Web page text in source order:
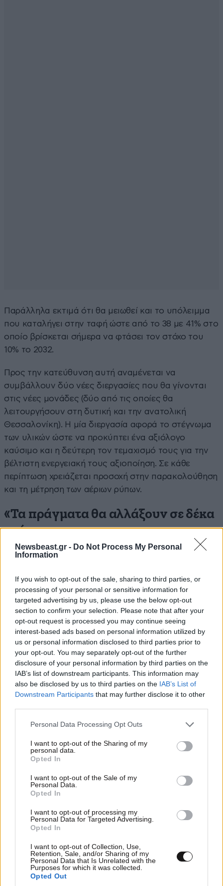
Newsbeast.gr - Do Not Process My Personal
Information
If you wish to opt-out of the sale, sharing to third parties, or
processing of your personal or sensitive information for
targeted advertising by us, please use the below opt-out
section to confirm your selection. Please note that after your
opt-out request is processed you may continue seeing
interest-based ads based on personal information utilized by
us or personal information disclosed to third parties prior to
your opt-out. You may separately opt-out of the further
disclosure of your personal information by third parties on the
IAB’s list of downstream participants. This information may
also be disclosed by us to third parties on the IAB’s List of
Downstream Participants that may further disclose it to other
Please note that this website/app uses one or more Google
not limited to your visit or usage behaviour. You may click to
grant or deny consent to Google and its third-party tags to
use your data for below specified purposes in below Google
consent section.
Personal Data Processing Opt Outs
I want to opt-out of the Sharing of my
personal data.
Opted In
I want to opt-out of the Sale of my
Personal Data.
Opted In
I want to opt-out of processing my
Personal Data for Targeted Advertising.
Opted In
I want to opt-out of Collection, Use,
Retention, Sale, and/or Sharing of my
Personal Data that Is Unrelated with the
Purposes for which it was collected.
Opted Out
Παράλληλα εκτιμά ότι θα μειωθεί και το υπόλειμμα
που καταλήγει στην ταφή ώστε από το 38 με 41% στο
οποίο βρίσκεται σήμερα να φτάσει τον στόχο του
10% το 2032.
Προς την κατεύθυνση αυτή αναμένεται να
συμβάλλουν δύο νέες διεργασίες που θα γίνονται
στις νέες μονάδες (δύο από τις οποίες θα
λειτουργήσουν στη δυτική και την ανατολική
Θεσσαλονίκη). Η μία διεργασία αφορά το στέγνωμα
των υλικών ώστε να προκύπτει ένα αξιόλογο
καύσιμο και η δεύτερη τον τεμαχισμό τους για την
βέλτιστη ενεργειακή τους αξιοποίηση. Σε κάθε
περίπτωση χρειάζεται προσοχή στην παρακολούθηση
και τη μέτρηση των αέριων ρύπων.
«Τα πράγματα θα αλλάξουν σε δέκα
χρόνια»
Ο πρόεδρος του ΦΟΔΣΑ Κεντρικής Μακεδονίας
επισημαίνει: «Μαζί με τα ολιστικά προγράμματα που
θα κάνουν οι δήμοι μέσω και του ΦΟΔΣΑ για τον
κατάλληλο εξοπλισμό που θα βοηθήσει στη διαλογή
των ρευμάτων, με την υλοποίηση των μονάδων, με
το σύστημα των μεγάλων ξενοδοχείων που θα
λειτουργήσουν από μόνα τους για τη διαλογή και τη
διαχείριση, σε λίγα χρόνια θα δούμε ένα πολύ μικρό
υπόλειμμα για ενταφιασμό.
Θα αλλάξουν τα
πράγματα σε 10 χρόνια σημαντικά. Θα αλλάξουν
ολοκληρωτικά».
διαγωνισμού ανοιχτής καινοτομίας Innovation for
Society Awards (ΙFS) για το 2026. Σύμφωνα με τον
Περιφέρειας Κεντρικής Μακεδονίας για τον
Μηχανισμό Υποστήριξης της Καινοτομίας, οι λύσεις
που προέκυψαν από τις προηγούμενες αντίστοιχες
δράσεις καινοτομίας (Confluence και IFS Awards
συγκεκριμένα αποτελέσματα.
«Από τις λύσεις που παρακολουθήθηκαν, δύο